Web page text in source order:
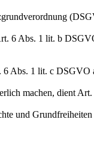
6 Abs. 1 lit. b
Abs. 1 lit. c DSGVO
machen, dient
und